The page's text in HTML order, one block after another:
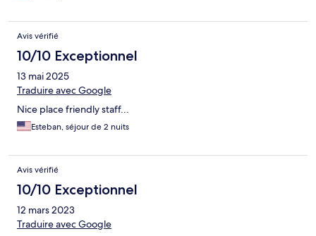
Avis vérifié
10/10 Exceptionnel
13 mai 2025
Traduire avec Google
Nice place friendly staff...
Esteban, séjour de 2 nuits
Avis vérifié
10/10 Exceptionnel
12 mars 2023
Traduire avec Google